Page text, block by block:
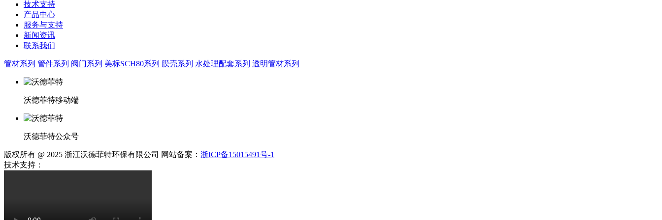
技术支持
产品中心
服务与支持
新闻资讯
联系我们
管材系列 管件系列 阀门系列 美标SCH80系列 膜壳系列 水处理配套系列 透明管材系列
沃德菲特移动端
沃德菲特公众号
版权所有 @ 2025 浙江沃德菲特环保有限公司 网站备案： 浙ICP备15015491号-1
技术支持：